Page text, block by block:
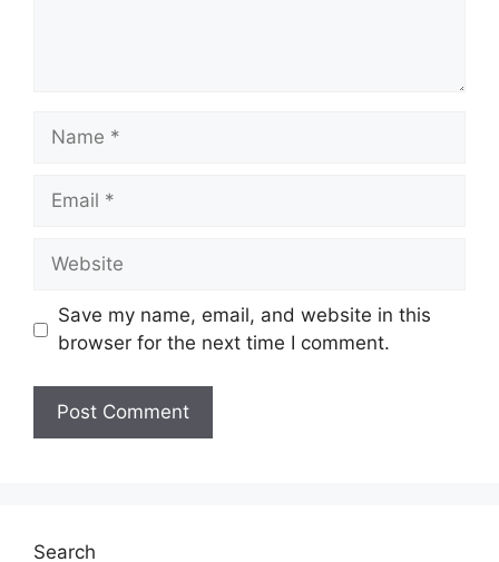
Name
Email
Website
Save my name, email, and website in this
browser for the next time I comment.
Search